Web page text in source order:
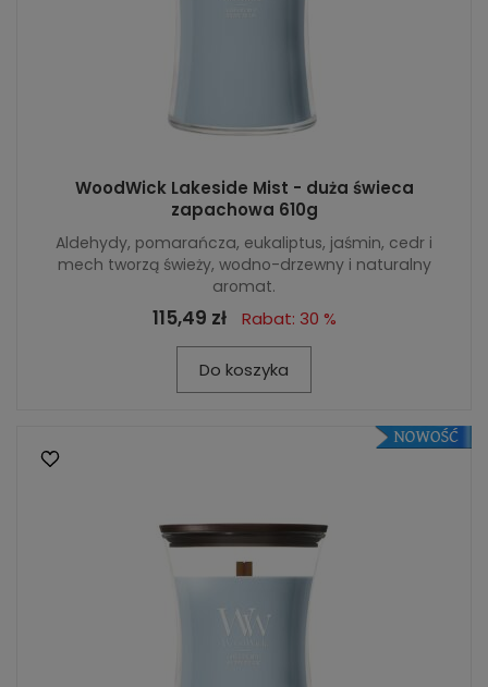
WoodWick Lakeside Mist - duża świeca
zapachowa 610g
Aldehydy, pomarańcza, eukaliptus, jaśmin, cedr i
mech tworzą świeży, wodno-drzewny i naturalny
aromat.
115,49 zł Rabat: 30 %
Do koszyka